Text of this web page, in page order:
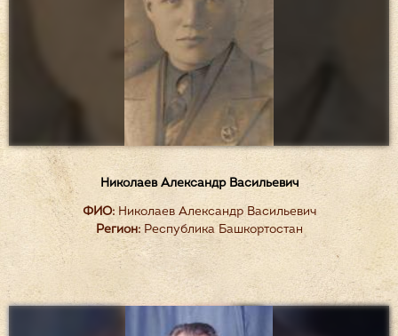
Николаев Александр Васильевич
ФИО:Николаев Александр Васильевич
Регион:Республика Башкортостан